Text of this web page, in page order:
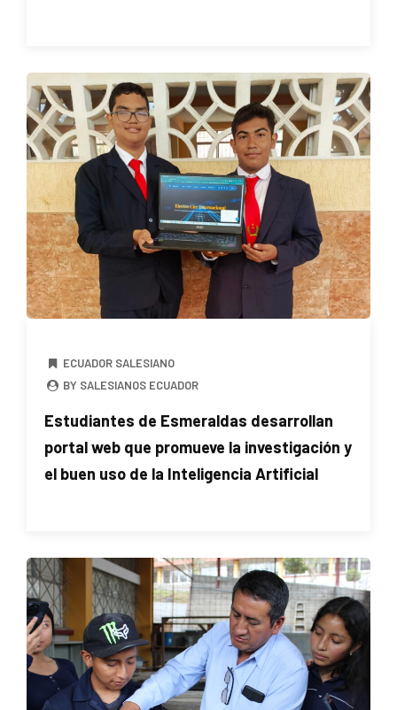
ECUADOR SALESIANO
BY SALESIANOS ECUADOR
Estudiantes de Esmeraldas desarrollan
portal web que promueve la investigación y
el buen uso de la Inteligencia Artificial